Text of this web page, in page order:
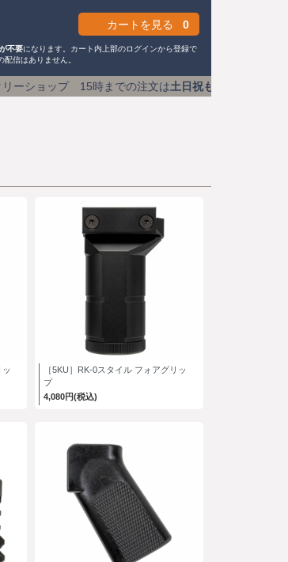
カートを見る 0
不要になります。カート内上部のログインから登録で
信はありません。
文は土日祝も即日発送送料590円 (1万円以上
［5KU］RK-0スタイル フォアグリッ
プ
4,080円(税込)